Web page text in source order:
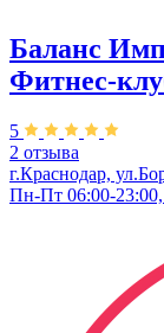
Баланс
Фитнес-
5
2 отзыва
г.Краснодар,
Пн-Пт 06:00-